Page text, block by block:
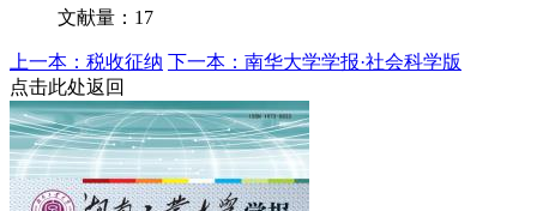
文献量：17
上一本：税收征纳 下一本：南华大学学报·社会科学版
点击此处返回